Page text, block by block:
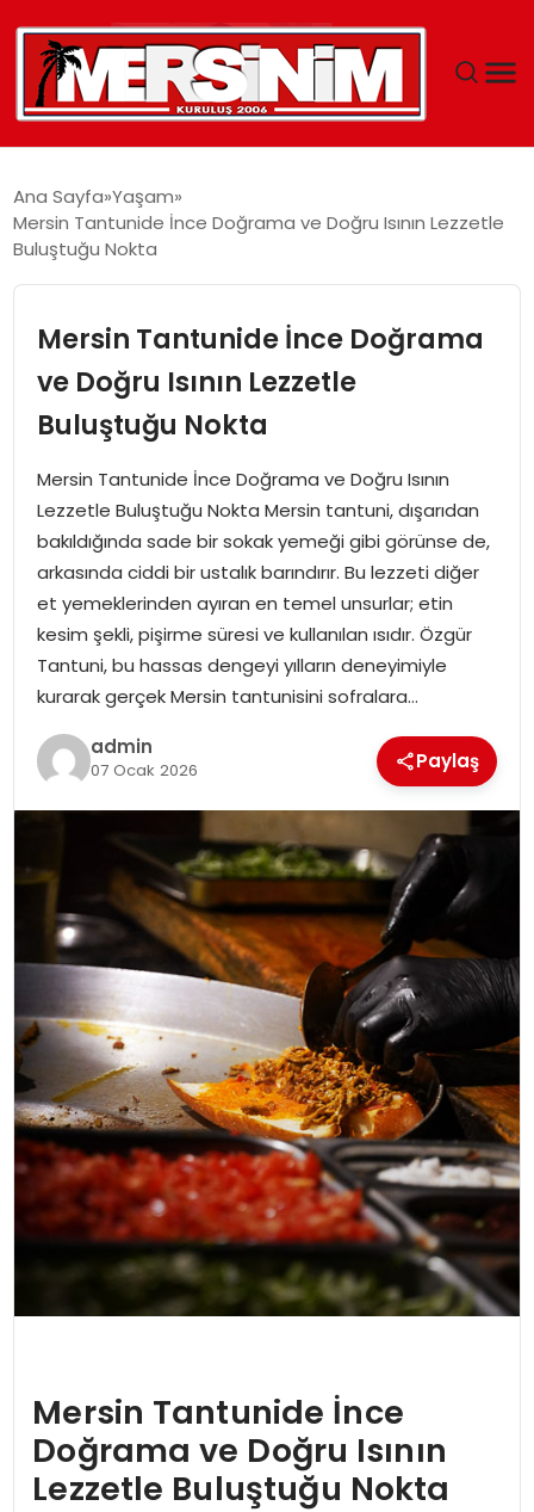
YAŞAM
EĞITIM
SPOR
EKONOMI
MAGAZIN
DÜNYA
OTOMOBIL
Ana Sayfa Yaşam
Mersin Tantunide İnce Doğrama ve Doğru Isının Lezzetle
Buluştuğu Nokta
Mersin Tantunide İnce Doğrama
ve Doğru Isının Lezzetle
Buluştuğu Nokta
Mersin Tantunide İnce Doğrama ve Doğru Isının
Lezzetle Buluştuğu Nokta Mersin tantuni, dışarıdan
bakıldığında sade bir sokak yemeği gibi görünse de,
arkasında ciddi bir ustalık barındırır. Bu lezzeti diğer
et yemeklerinden ayıran en temel unsurlar; etin
kesim şekli, pişirme süresi ve kullanılan ısıdır. Özgür
Tantuni, bu hassas dengeyi yılların deneyimiyle
kurarak gerçek Mersin tantunisini sofralara…
admin
07 Ocak 2026 Paylaş
Mersin Tantunide İnce
Doğrama ve Doğru Isının
Lezzetle Buluştuğu Nokta